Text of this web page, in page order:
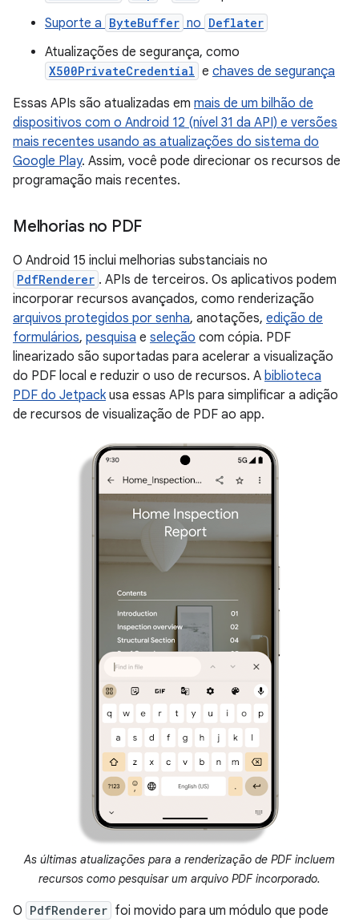
Suporte a ByteBuffer no Deflater
Atualizações de segurança, como
X500PrivateCredential e chaves de segurança
Essas APIs são atualizadas em mais de um bilhão de
dispositivos com o Android 12 (nível 31 da API) e versões
mais recentes usando as atualizações do sistema do
Google Play. Assim, você pode direcionar os recursos de
programação mais recentes.
Melhorias no PDF
O Android 15 inclui melhorias substanciais no
PdfRenderer . APIs de terceiros. Os aplicativos podem
incorporar recursos avançados, como renderização
arquivos protegidos por senha, anotações, edição de
formulários, pesquisa e seleção com cópia. PDF
linearizado são suportadas para acelerar a visualização
do PDF local e reduzir o uso de recursos. A biblioteca
PDF do Jetpackusa essas APIs para simplificar a adição
de recursos de visualização de PDF ao app.
As últimas atualizações para a renderização de PDF incluem
recursos como pesquisar um arquivo PDF incorporado.
O PdfRenderer foi movido para um módulo que pode